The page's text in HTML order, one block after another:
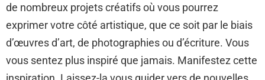
de nombreux projets créatifs où vous pourrez
exprimer votre côté artistique, que ce soit par le biais
d’œuvres d’art, de photographies ou d’écriture. Vous
vous sentez plus inspiré que jamais. Manifestez cette